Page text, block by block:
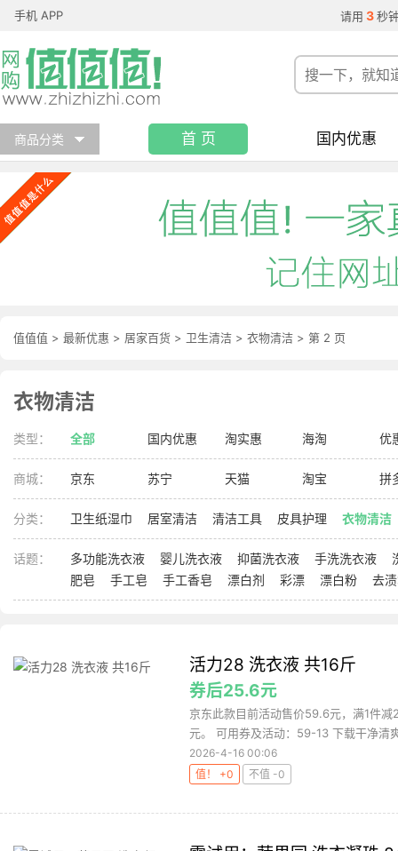
手机 APP 请用 3 秒
商品分类 首 页 国内优惠
值值值 > 最新优惠 > 居家百货 > 卫生清洁 > 衣物清洁 > 第 2 页
衣物清洁
类型： 全部 国内优惠 淘实惠 海淘 优
商城： 京东 苏宁 天猫 淘宝 拼
分类： 卫生纸湿巾 居室清洁 清洁工具 皮具护理 衣物清洁
话题： 多功能洗衣液 婴儿洗衣液 抑菌洗衣液 手洗洗衣液
肥皂
手工皂 手工香皂 漂白剂 彩漂 漂白粉 去
活力28 洗衣液 共16斤
券后25.6元
京东此款目前活动售价59.6元，满1件
元。 可用券及活动：59-13 下载干净清
2026-4-16 00:06
值！ +0
不值 -0